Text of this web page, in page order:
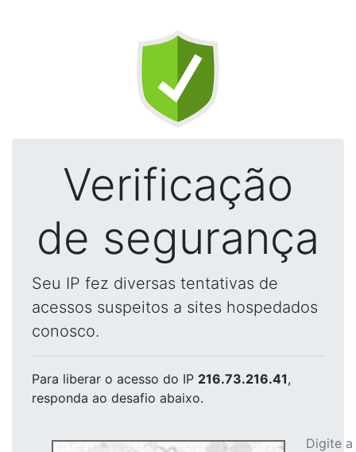
Verificação
de segurança
Seu IP fez diversas tentativas de
acessos suspeitos a sites hospedados
conosco.
Para liberar o acesso do IP 216.73.216.41,
responda ao desafio abaixo.
Digite